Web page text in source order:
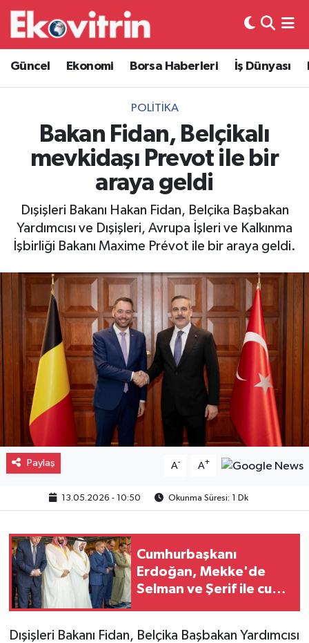
Güncel Ekonomi Borsa Haberleri İş Dünyası
POLITIKA
Bakan Fidan, Belçikalı
mevkidaşı Prevot ile bir
araya geldi
Dışişleri Bakanı Hakan Fidan, Belçika Başbakan
Yardımcısı ve Dışişleri, Avrupa İşleri ve Kalkınma
İşbirliği Bakanı Maxime Prévot ile bir araya geldi.
Paylaş A- A+
13.05.2026 - 10:50 Okunma Süresi: 1 Dk
Cumhurbaşkanı
Erdoğan, Mekke'de
Selman ve Şerif ile cuma
Dışişleri Bakanı Fidan, Belçika Başbakan Yardımcısı
Güncel
Ekonomi
Borsa Haberleri
İş Dünyası
Otovitrin
Magazin
Gayrimenkul
Spor
Eğitim
Hava Durumu
Trafik Durumu
Süper Lig Puan Durumu ve Fikstür
Tüm Manşetler
Son Dakika Haberleri
Haber Arşivi